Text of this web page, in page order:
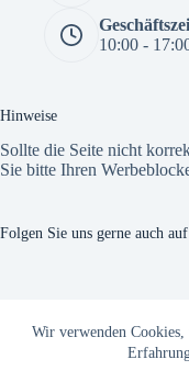
Wir verwenden Cookies,
10:00 -
Hinweise
Sollte die Seite nicht
Sie bitte Ihren
Folgen Sie uns gerne auch